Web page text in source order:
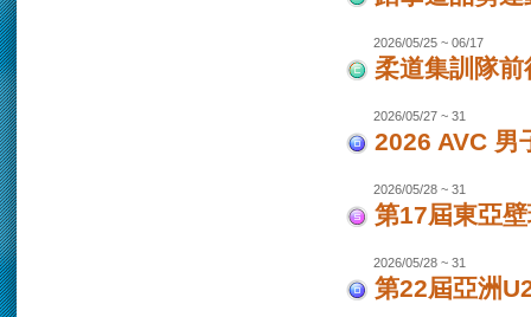
2026/05/25 ~ 06/17
柔道集訓隊
2026/05/27 ~ 31
2026 AVC 男
2026/05/28 ~ 31
第17屆東亞
2026/05/28 ~ 31
第22屆亞洲